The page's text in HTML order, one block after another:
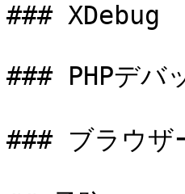
### XDebug
### PHPデバ
### ブラウザ